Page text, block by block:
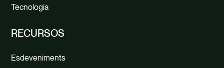
Tecnologia
RECURSOS
Esdeveniments